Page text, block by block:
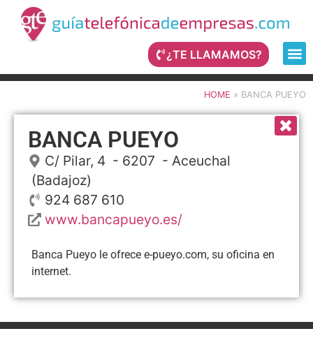
¿TE LLAMAMOS?
HOME » BANCA PUEYO
BANCA PUEYO
C/ Pilar, 4 - 6207 -Aceuchal
(Badajoz)
924 687 610
www.bancapueyo.es/
Banca Pueyo le ofrece e-pueyo.com, su oficina en
internet.